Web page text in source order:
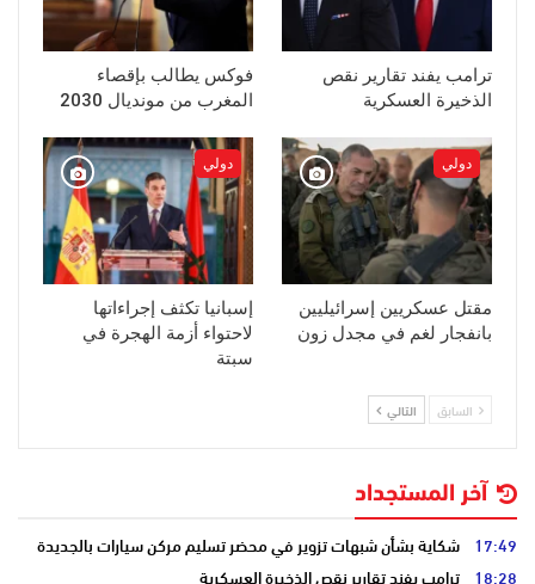
ترامب يفند تقارير نقص
الذخيرة العسكرية
فوكس يطالب بإقصاء
المغرب من مونديال 2030
دولي
مقتل عسكريين إسرائيليين
بانفجار لغم في مجدل زون
دولي
إسبانيا تكثف إجراءاتها
لاحتواء أزمة الهجرة في
سبتة
السابق التالي
آخر المستجداد
17:49 شكاية بشأن شبهات تزوير في محضر تسليم مركن سيارات بالجديدة
18:28 ترامب يفند تقارير نقص الذخيرة العسكرية